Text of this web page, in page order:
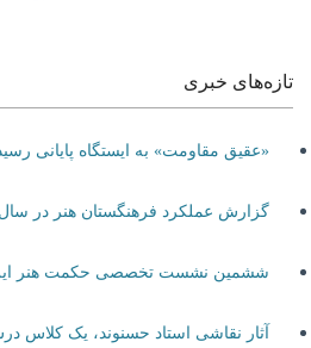
تازه‌های خبری
«عقیق مقاومت» به ایستگاه پایانی رسید؛
گزارش عملکرد فرهنگستان هنر در سال ۱۴۰۴ منتشر شد
ششمین نشست تخصصی حکمت هنر
آثار نقاشی استاد حسنوند، یک کلاس